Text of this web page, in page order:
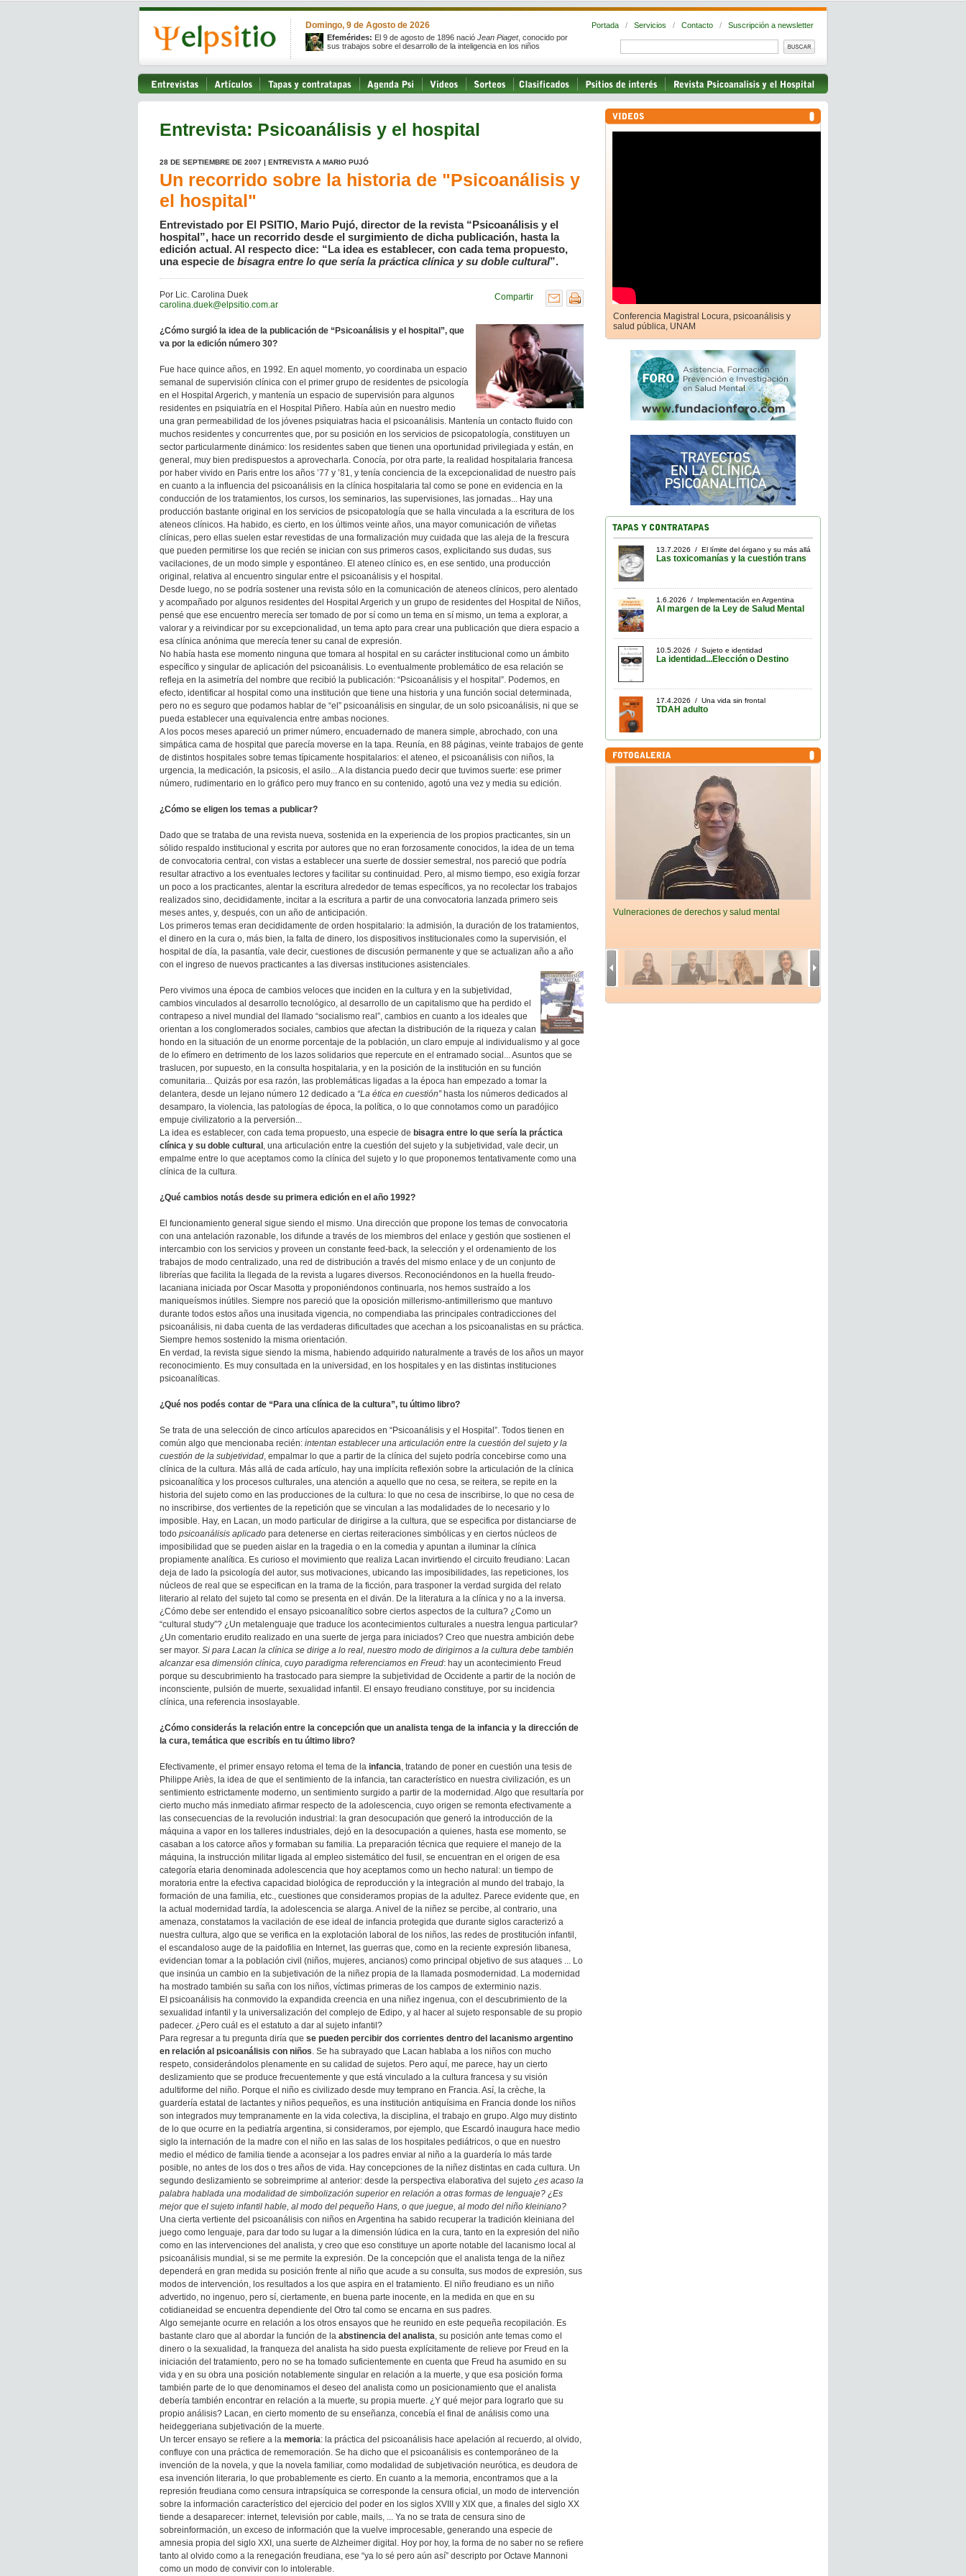
Domingo, 9 de Agosto de 2026
Efemérides: El 9 de agosto de 1896 nació Jean Piaget, conocido por
sus trabajos sobre el desarrollo de la inteligencia en los niños
Portada / Servicios / Contacto / Suscripción a newsletter
Entrevista: Psicoanálisis y el hospital
28 DE SEPTIEMBRE DE 2007 | ENTREVISTA A MARIO PUJÓ
Un recorrido sobre la historia de "Psicoanálisis y
el hospital"
Entrevistado por El PSITIO, Mario Pujó, director de la revista “Psicoanálisis y el
hospital”, hace un recorrido desde el surgimiento de dicha publicación, hasta la
edición actual. Al respecto dice: “La idea es establecer, con cada tema propuesto,
una especie de bisagra entre lo que sería la práctica clínica y su doble cultural”.
Por Lic. Carolina Duek
carolina.duek@elpsitio.com.ar
Compartir
¿Cómo surgió la idea de la publicación de “Psicoanálisis y el hospital”, que
va por la edición número 30?
Fue hace quince años, en 1992. En aquel momento, yo coordinaba un espacio
semanal de supervisión clínica con el primer grupo de residentes de psicología
en el Hospital Argerich, y mantenía un espacio de supervisión para algunos
residentes en psiquiatría en el Hospital Piñero. Había aún en nuestro medio
una gran permeabilidad de los jóvenes psiquiatras hacia el psicoanálisis. Mantenía un contacto fluido con
muchos residentes y concurrentes que, por su posición en los servicios de psicopatología, constituyen un
sector particularmente dinámico: los residentes saben que tienen una oportunidad privilegiada y están, en
general, muy bien predispuestos a aprovecharla. Conocía, por otra parte, la realidad hospitalaria francesa
por haber vivido en Paris entre los años ’77 y ’81, y tenía conciencia de la excepcionalidad de nuestro país
en cuanto a la influencia del psicoanálisis en la clínica hospitalaria tal como se pone en evidencia en la
conducción de los tratamientos, los cursos, los seminarios, las supervisiones, las jornadas... Hay una
producción bastante original en los servicios de psicopatología que se halla vinculada a la escritura de los
ateneos clínicos. Ha habido, es cierto, en los últimos veinte años, una mayor comunicación de viñetas
clínicas, pero ellas suelen estar revestidas de una formalización muy cuidada que las aleja de la frescura
que pueden permitirse los que recién se inician con sus primeros casos, explicitando sus dudas, sus
vacilaciones, de un modo simple y espontáneo. El ateneo clínico es, en ese sentido, una producción
original, relativa al encuentro singular entre el psicoanálisis y el hospital.
Desde luego, no se podría sostener una revista sólo en la comunicación de ateneos clínicos, pero alentado
y acompañado por algunos residentes del Hospital Argerich y un grupo de residentes del Hospital de Niños,
pensé que ese encuentro merecía ser tomado de por sí como un tema en sí mismo, un tema a explorar, a
valorar y a reivindicar por su excepcionalidad, un tema apto para crear una publicación que diera espacio a
esa clínica anónima que merecía tener su canal de expresión.
No había hasta ese momento ninguna que tomara al hospital en su carácter institucional como un ámbito
específico y singular de aplicación del psicoanálisis. Lo eventualmente problemático de esa relación se
refleja en la asimetría del nombre que recibió la publicación: “Psicoanálisis y el hospital”. Podemos, en
efecto, identificar al hospital como una institución que tiene una historia y una función social determinada,
pero no es seguro que podamos hablar de “el” psicoanálisis en singular, de un solo psicoanálisis, ni que se
pueda establecer una equivalencia entre ambas nociones.
A los pocos meses apareció un primer número, encuadernado de manera simple, abrochado, con una
simpática cama de hospital que parecía moverse en la tapa. Reunía, en 88 páginas, veinte trabajos de gente
de distintos hospitales sobre temas típicamente hospitalarios: el ateneo, el psicoanálisis con niños, la
urgencia, la medicación, la psicosis, el asilo... A la distancia puedo decir que tuvimos suerte: ese primer
número, rudimentario en lo gráfico pero muy franco en su contenido, agotó una vez y media su edición.
¿Cómo se eligen los temas a publicar?
Dado que se trataba de una revista nueva, sostenida en la experiencia de los propios practicantes, sin un
sólido respaldo institucional y escrita por autores que no eran forzosamente conocidos, la idea de un tema
de convocatoria central, con vistas a establecer una suerte de dossier semestral, nos pareció que podría
resultar atractivo a los eventuales lectores y facilitar su continuidad. Pero, al mismo tiempo, eso exigía forzar
un poco a los practicantes, alentar la escritura alrededor de temas específicos, ya no recolectar los trabajos
realizados sino, decididamente, incitar a la escritura a partir de una convocatoria lanzada primero seis
meses antes, y, después, con un año de anticipación.
Los primeros temas eran decididamente de orden hospitalario: la admisión, la duración de los tratamientos,
el dinero en la cura o, más bien, la falta de dinero, los dispositivos institucionales como la supervisión, el
hospital de día, la pasantía, vale decir, cuestiones de discusión permanente y que se actualizan año a año
con el ingreso de nuevos practicantes a las diversas instituciones asistenciales.
Pero vivimos una época de cambios veloces que inciden en la cultura y en la subjetividad,
cambios vinculados al desarrollo tecnológico, al desarrollo de un capitalismo que ha perdido el
contrapeso a nivel mundial del llamado “socialismo real”, cambios en cuanto a los ideales que
orientan a los conglomerados sociales, cambios que afectan la distribución de la riqueza y calan
hondo en la situación de un enorme porcentaje de la población, un claro empuje al individualismo y al goce
de lo efímero en detrimento de los lazos solidarios que repercute en el entramado social... Asuntos que se
traslucen, por supuesto, en la consulta hospitalaria, y en la posición de la institución en su función
comunitaria... Quizás por esa razón, las problemáticas ligadas a la época han empezado a tomar la
delantera, desde un lejano número 12 dedicado a “La ética en cuestión”hasta los números dedicados al
desamparo, la violencia, las patologías de época, la política, o lo que connotamos como un paradójico
empuje civilizatorio a la perversión...
La idea es establecer, con cada tema propuesto, una especie de bisagra entre lo que sería la práctica
clínica y su doble cultural , una articulación entre la cuestión del sujeto y la subjetividad, vale decir, un
empalme entre lo que aceptamos como la clínica del sujeto y lo que proponemos tentativamente como una
clínica de la cultura.
¿Qué cambios notás desde su primera edición en el año 1992?
El funcionamiento general sigue siendo el mismo. Una dirección que propone los temas de convocatoria
con una antelación razonable, los difunde a través de los miembros del enlace y gestión que sostienen el
intercambio con los servicios y proveen un constante feed-back, la selección y el ordenamiento de los
trabajos de modo centralizado, una red de distribución a través del mismo enlace y de un conjunto de
librerías que facilita la llegada de la revista a lugares diversos. Reconociéndonos en la huella freudo-
lacaniana iniciada por Oscar Masotta y proponiéndonos continuarla, nos hemos sustraído a los
maniqueísmos inútiles. Siempre nos pareció que la oposición millerismo-antimillerismo que mantuvo
durante todos estos años una inusitada vigencia, no compendiaba las principales contradicciones del
psicoanálisis, ni daba cuenta de las verdaderas dificultades que acechan a los psicoanalistas en su práctica.
Siempre hemos sostenido la misma orientación.
En verdad, la revista sigue siendo la misma, habiendo adquirido naturalmente a través de los años un mayor
reconocimiento. Es muy consultada en la universidad, en los hospitales y en las distintas instituciones
psicoanalíticas.
¿Qué nos podés contar de “Para una clínica de la cultura”, tu último libro?
Se trata de una selección de cinco artículos aparecidos en “Psicoanálisis y el Hospital”. Todos tienen en
común algo que mencionaba recién: intentan establecer una articulación entre la cuestión del sujeto y la
cuestión de la subjetividad, empalmar lo que a partir de la clínica del sujeto podría concebirse como una
clínica de la cultura. Más allá de cada artículo, hay una implícita reflexión sobre la articulación de la clínica
psicoanalítica y los procesos culturales, una atención a aquello que no cesa, se reitera, se repite en la
historia del sujeto como en las producciones de la cultura: lo que no cesa de inscribirse, lo que no cesa de
no inscribirse, dos vertientes de la repetición que se vinculan a las modalidades de lo necesario y lo
imposible. Hay, en Lacan, un modo particular de dirigirse a la cultura, que se especifica por distanciarse de
todo psicoanálisis aplicado para detenerse en ciertas reiteraciones simbólicas y en ciertos núcleos de
imposibilidad que se pueden aislar en la tragedia o en la comedia y apuntan a iluminar la clínica
propiamente analítica. Es curioso el movimiento que realiza Lacan invirtiendo el circuito freudiano: Lacan
deja de lado la psicología del autor, sus motivaciones, ubicando las imposibilidades, las repeticiones, los
núcleos de real que se especifican en la trama de la ficción, para trasponer la verdad surgida del relato
literario al relato del sujeto tal como se presenta en el diván. De la literatura a la clínica y no a la inversa.
¿Cómo debe ser entendido el ensayo psicoanalítico sobre ciertos aspectos de la cultura? ¿Como un
“cultural study”? ¿Un metalenguaje que traduce los acontecimientos culturales a nuestra lengua particular?
¿Un comentario erudito realizado en una suerte de jerga para iniciados? Creo que nuestra ambición debe
ser mayor. Si para Lacan la clínica se dirige a lo real, nuestro modo de dirigirnos a la cultura debe también
alcanzar esa dimensión clínica, cuyo paradigma referenciamos en Freud: hay un acontecimiento Freud
porque su descubrimiento ha trastocado para siempre la subjetividad de Occidente a partir de la noción de
inconsciente, pulsión de muerte, sexualidad infantil. El ensayo freudiano constituye, por su incidencia
clínica, una referencia insoslayable.
¿Cómo considerás la relación entre la concepción que un analista tenga de la infancia y la dirección de
la cura, temática que escribís en tu último libro?
Efectivamente, el primer ensayo retoma el tema de la infancia, tratando de poner en cuestión una tesis de
Philippe Ariès, la idea de que el sentimiento de la infancia, tan característico en nuestra civilización, es un
sentimiento estrictamente moderno, un sentimiento surgido a partir de la modernidad. Algo que resultaría por
cierto mucho más inmediato afirmar respecto de la adolescencia, cuyo origen se remonta efectivamente a
las consecuencias de la revolución industrial: la gran desocupación que generó la introducción de la
máquina a vapor en los talleres industriales, dejó en la desocupación a quienes, hasta ese momento, se
casaban a los catorce años y formaban su familia. La preparación técnica que requiere el manejo de la
máquina, la instrucción militar ligada al empleo sistemático del fusil, se encuentran en el origen de esa
categoría etaria denominada adolescencia que hoy aceptamos como un hecho natural: un tiempo de
moratoria entre la efectiva capacidad biológica de reproducción y la integración al mundo del trabajo, la
formación de una familia, etc., cuestiones que consideramos propias de la adultez. Parece evidente que, en
la actual modernidad tardía, la adolescencia se alarga. A nivel de la niñez se percibe, al contrario, una
amenaza, constatamos la vacilación de ese ideal de infancia protegida que durante siglos caracterizó a
nuestra cultura, algo que se verifica en la explotación laboral de los niños, las redes de prostitución infantil,
el escandaloso auge de la paidofilia en Internet, las guerras que, como en la reciente expresión libanesa,
evidencian tomar a la población civil (niños, mujeres, ancianos) como principal objetivo de sus ataques ... Lo
que insinúa un cambio en la subjetivación de la niñez propia de la llamada posmodernidad. La modernidad
ha mostrado también su saña con los niños, víctimas primeras de los campos de exterminio nazis.
El psicoanálisis ha conmovido la expandida creencia en una niñez ingenua, con el descubrimiento de la
sexualidad infantil y la universalización del complejo de Edipo, y al hacer al sujeto responsable de su propio
padecer. ¿Pero cuál es el estatuto a dar al sujeto infantil?
Para regresar a tu pregunta diría que se pueden percibir dos corrientes dentro del lacanismo argentino
en relación al psicoanálisis con niños. Se ha subrayado que Lacan hablaba a los niños con mucho
respeto, considerándolos plenamente en su calidad de sujetos. Pero aquí, me parece, hay un cierto
deslizamiento que se produce frecuentemente y que está vinculado a la cultura francesa y su visión
adultiforme del niño. Porque el niño es civilizado desde muy temprano en Francia. Así, la crèche, la
guardería estatal de lactantes y niños pequeños, es una institución antiquísima en Francia donde los niños
son integrados muy tempranamente en la vida colectiva, la disciplina, el trabajo en grupo. Algo muy distinto
de lo que ocurre en la pediatría argentina, si consideramos, por ejemplo, que Escardó inaugura hace medio
siglo la internación de la madre con el niño en las salas de los hospitales pediátricos, o que en nuestro
medio el médico de familia tiende a aconsejar a los padres enviar al niño a la guardería lo más tarde
posible, no antes de los dos o tres años de vida. Hay concepciones de la niñez distintas en cada cultura. Un
segundo deslizamiento se sobreimprime al anterior: desde la perspectiva elaborativa del sujeto ¿es acaso la
palabra hablada una modalidad de simbolización superior en relación a otras formas de lenguaje? ¿Es
mejor que el sujeto infantil hable, al modo del pequeño Hans, o que juegue, al modo del niño kleiniano?
Una cierta vertiente del psicoanálisis con niños en Argentina ha sabido recuperar la tradición kleiniana del
juego como lenguaje, para dar todo su lugar a la dimensión lúdica en la cura, tanto en la expresión del niño
como en las intervenciones del analista, y creo que eso constituye un aporte notable del lacanismo local al
psicoanálisis mundial, si se me permite la expresión. De la concepción que el analista tenga de la niñez
dependerá en gran medida su posición frente al niño que acude a su consulta, sus modos de expresión, sus
modos de intervención, los resultados a los que aspira en el tratamiento. El niño freudiano es un niño
advertido, no ingenuo, pero sí, ciertamente, en buena parte inocente, en la medida en que en su
cotidianeidad se encuentra dependiente del Otro tal como se encarna en sus padres.
Algo semejante ocurre en relación a los otros ensayos que he reunido en este pequeña recopilación. Es
bastante claro que al abordar la función de la abstinencia del analista, su posición ante temas como el
dinero o la sexualidad, la franqueza del analista ha sido puesta explícitamente de relieve por Freud en la
iniciación del tratamiento, pero no se ha tomado suficientemente en cuenta que Freud ha asumido en su
vida y en su obra una posición notablemente singular en relación a la muerte, y que esa posición forma
también parte de lo que denominamos el deseo del analista como un posicionamiento que el analista
debería también encontrar en relación a la muerte, su propia muerte. ¿Y qué mejor para lograrlo que su
propio análisis? Lacan, en cierto momento de su enseñanza, concebía el final de análisis como una
heideggeriana subjetivación de la muerte.
Un tercer ensayo se refiere a la memoria: la práctica del psicoanálisis hace apelación al recuerdo, al olvido,
confluye con una práctica de rememoración. Se ha dicho que el psicoanálisis es contemporáneo de la
invención de la novela, y que la novela familiar, como modalidad de subjetivación neurótica, es deudora de
esa invención literaria, lo que probablemente es cierto. En cuanto a la memoria, encontramos que a la
represión freudiana como censura intrapsíquica se corresponde la censura oficial, un modo de intervención
sobre la información característico del ejercicio del poder en los siglos XVIII y XIX que, a finales del siglo XX
tiende a desaparecer: internet, televisión por cable, mails, ... Ya no se trata de censura sino de
sobreinformación, un exceso de información que la vuelve improcesable, generando una especie de
amnesia propia del siglo XXI, una suerte de Alzheimer digital. Hoy por hoy, la forma de no saber no se refiere
tanto al olvido como a la renegación freudiana, ese “ya lo sé pero aún así” descripto por Octave Mannoni
como un modo de convivir con lo intolerable.
Conferencia Magistral Locura, psicoanálisis y
salud pública, UNAM
13.7.2026 / El límite del órgano y su más allá
Las toxicomanías y la cuestión trans
1.6.2026 / Implementación en Argentina
Al margen de la Ley de Salud Mental
10.5.2026 / Sujeto e identidad
La identidad...Elección o Destino
17.4.2026 / Una vida sin frontal
TDAH adulto
Vulneraciones de derechos y salud mental